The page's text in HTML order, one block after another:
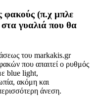
(π.χ μπλε
γυαλιά που θα
του markakis.gr
που απαιτεί ο ρυθμός
blue light,
ακόμη και
άνεση.